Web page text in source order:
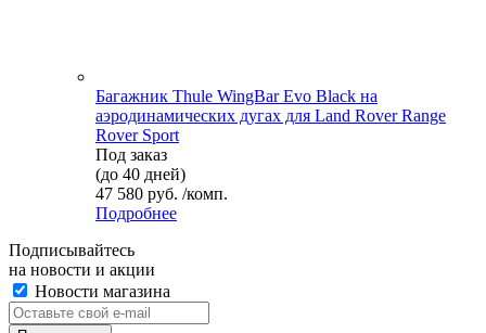
Багажник Thule WingBar Evo Black на
аэродинамических дугах для Land Rover Range
Rover Sport
Под заказ
(до 40 дней)
47 580 руб. /комп.
Подробнее
Подписывайтесь
на новости и акции
Новости магазина